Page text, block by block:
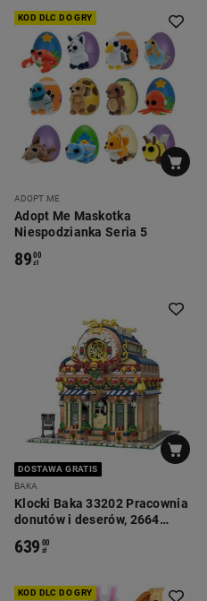
KOD DLC DO GRY
ADOPT ME
Adopt Me Maskotka
Niespodzianka Seria 5
8900
zł
DOSTAWA GRATIS
BAKA
Klocki Baka 33202 Pracownia
donutów i deserów, 2664
639 00
zł
KOD DLC DO GRY